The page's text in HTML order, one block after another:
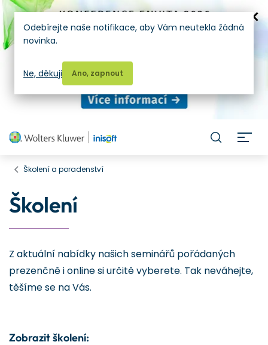
Školení a poradenství
Školení
Z aktuální nabídky našich seminářů pořádaných
prezenčně i online si určitě vyberete. Tak neváhejte,
těšíme se na Vás.
Zobrazit školení:
Odebírejte naše notifikace, aby Vám neutekla žádná
novinka.
Ano, zapnout
Ne, děkuji